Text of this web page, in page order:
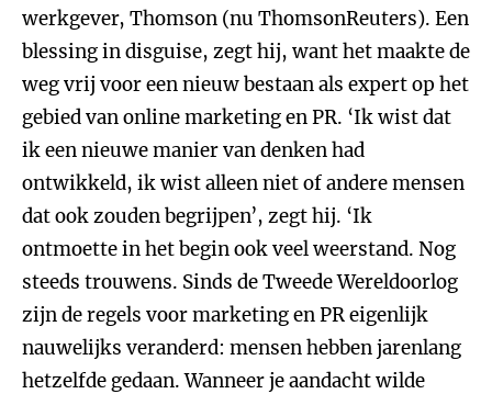
werkgever, Thomson (nu ThomsonReuters). Een
blessing in disguise, zegt hij, want het maakte de
weg vrij voor een nieuw bestaan als expert op het
gebied van online marketing en PR. ‘Ik wist dat
ik een nieuwe manier van denken had
ontwikkeld, ik wist alleen niet of andere mensen
dat ook zouden begrijpen’, zegt hij. ‘Ik
ontmoette in het begin ook veel weerstand. Nog
steeds trouwens. Sinds de Tweede Wereldoorlog
zijn de regels voor marketing en PR eigenlijk
nauwelijks veranderd: mensen hebben jarenlang
hetzelfde gedaan. Wanneer je aandacht wilde